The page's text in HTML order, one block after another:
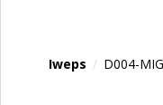
Iweps / D004-